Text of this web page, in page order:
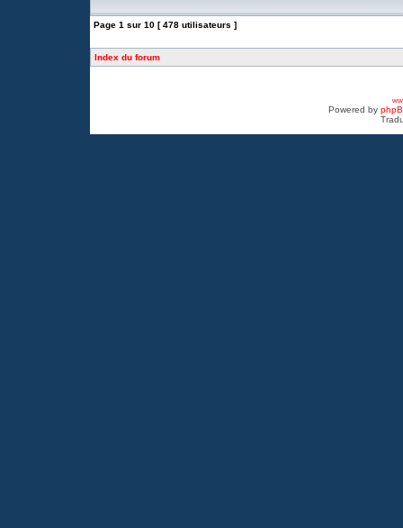
Page 1 sur 10 [ 478 utilisateurs ]
Index du forum
Powered by